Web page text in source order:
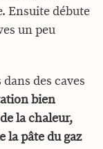
Ensuite débute
un peu
des caves
bien
la chaleur,
la pâte du gaz